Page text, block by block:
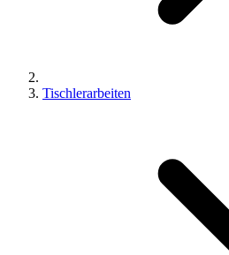
Tischlerarbeiten